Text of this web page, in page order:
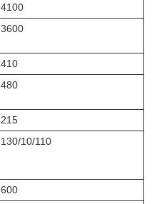
4100
3600
410
480
215
130/10/110
600